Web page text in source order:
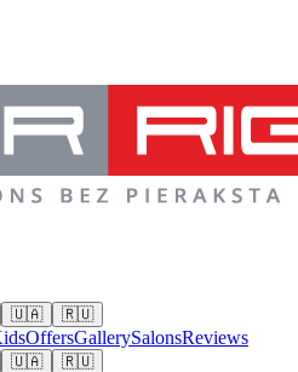
🇺🇦 🇷🇺
OffersGallerySalonsReviews
🇺🇦 🇷🇺